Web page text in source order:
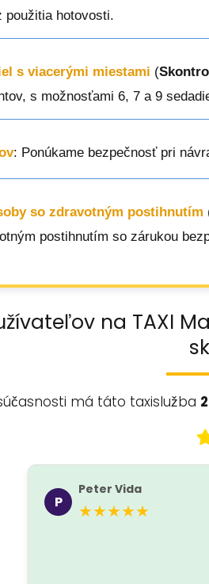
použitia hotovosti.
s viacerými miestami (
s možnosťami 6, 7 a 9
: Ponúkame bezpečnosť pri
so zdravotným postihnutím
postihnutím so zárukou
na TAXI
má táto taxislužba
P
Peter Vida
★★★★★